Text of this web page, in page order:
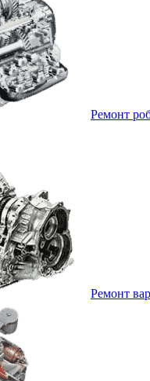
Ремонт
Ремонт